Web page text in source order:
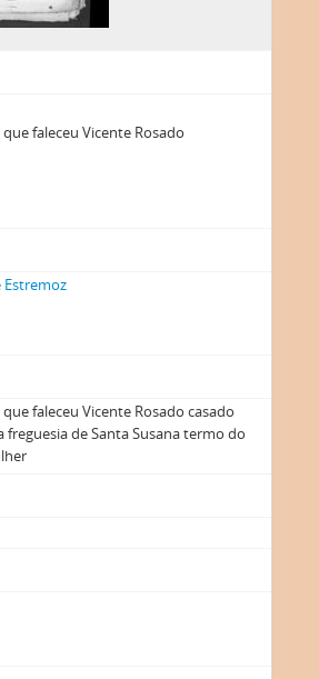
faleceu Vicente Rosado
Estremoz
faleceu Vicente Rosado casado
de Santa Susana termo do